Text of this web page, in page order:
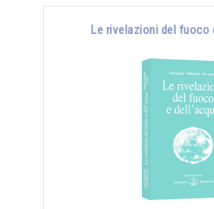
Le rivelazioni del fuoco